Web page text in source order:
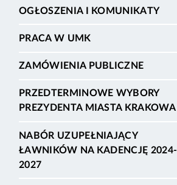
OGŁOSZENIA I KOMUNIKATY
PRACA W UMK
ZAMÓWIENIA PUBLICZNE
PRZEDTERMINOWE WYBORY
PREZYDENTA MIASTA KRAKOWA
NABÓR UZUPEŁNIAJĄCY
ŁAWNIKÓW NA KADENCJĘ 2024-
2027